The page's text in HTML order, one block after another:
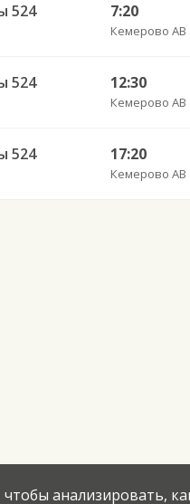
524 7:20
Кемерово АВ
524 12:30
Кемерово АВ
524 17:20
Кемерово АВ
анализировать,